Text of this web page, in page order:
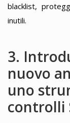
blacklist,
inutili.
3.
nuovo
uno
controlli